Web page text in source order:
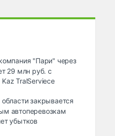
"Пари" через
29 млн руб. с
TralServiece
закрывается
автоперевозкам
убытков